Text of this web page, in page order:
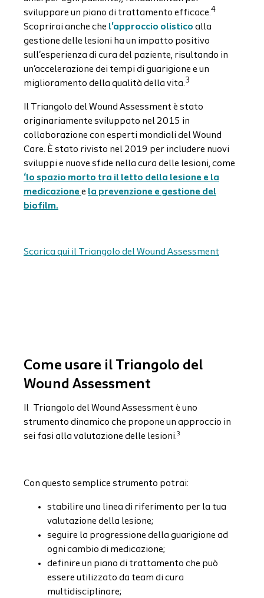
sviluppare un piano di trattamento efficace.4
Scoprirai anche che l'approccio olistico alla
gestione delle lesioni ha un impatto positivo
sull'esperienza di cura del paziente, risultando in
un'accelerazione dei tempi di guarigione e un
miglioramento della qualità della vita.3
Il Triangolo del Wound Assessment è stato
originariamente sviluppato nel 2015 in
collaborazione con esperti mondiali del Wound
Care. È stato rivisto nel 2019 per includere nuovi
sviluppi e nuove sfide nella cura delle lesioni, come
‘lo spazio morto tra il letto della lesione e la
medicazione e la prevenzione e gestione del
biofilm.
Scarica qui il Triangolo del Wound Assessment
Come usare il Triangolo del
Wound Assessment
Il
Triangolo del Wound Assessment è uno
strumento dinamico che propone un approccio in
sei fasi alla valutazione delle lesioni.3
Con questo semplice strumento potrai:
stabilire una linea di riferimento per la tua
valutazione della lesione;
seguire la progressione della guarigione ad
ogni cambio di medicazione;
definire un piano di trattamento che può
essere utilizzato da team di cura
multidisciplinare;